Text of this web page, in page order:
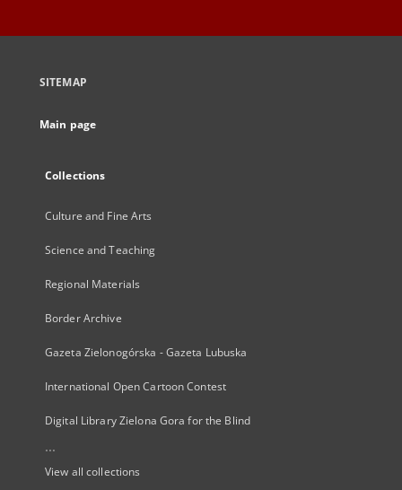
SITEMAP
Main page
Collections
Culture and Fine Arts
Science and Teaching
Regional Materials
Border Archive
Gazeta Zielonogórska - Gazeta Lubuska
International Open Cartoon Contest
Digital Library Zielona Gora for the Blind
...
View all collections